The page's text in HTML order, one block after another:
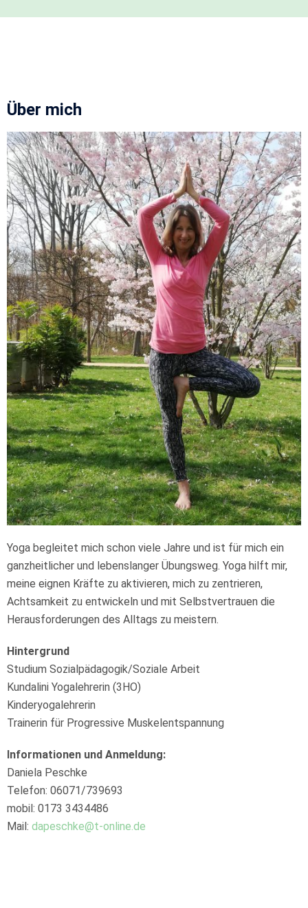
Über mich
Yoga begleitet mich schon viele Jahre und ist für mich ein
ganzheitlicher und lebenslanger Übungsweg. Yoga hilft mir,
meine eignen Kräfte zu aktivieren, mich zu zentrieren,
Achtsamkeit zu entwickeln und mit Selbstvertrauen die
Herausforderungen des Alltags zu meistern.
Hintergrund
Studium Sozialpädagogik/Soziale Arbeit
Kundalini Yogalehrerin (3HO)
Kinderyogalehrerin
Trainerin für Progressive Muskelentspannung
Informationen und Anmeldung:
Daniela Peschke
Telefon: 06071/739693
mobil: 0173 3434486
Mail: dapeschke@t-online.de